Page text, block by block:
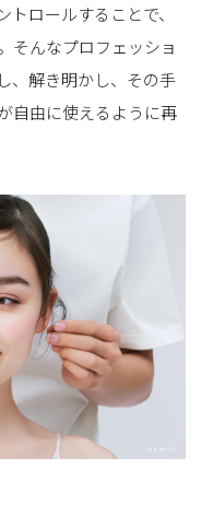
トロールすることで、
そんなプロフェッショ
、解き明かし、その手
自由に使えるように再